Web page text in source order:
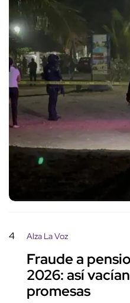
4 Alza La Voz
Fraude a
2026: así
promesas